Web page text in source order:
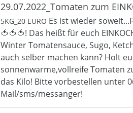
29.07.2022_Tomaten zum
5KG_20 EURO Es ist wieder
🍅🍅🍅! Das heißt für euch
Winter Tomatensauce, Sugo,
auch selber machen kann? Holt
sonnenwarme,vollreife Tomaten
das Kilo! Bitte vorbestellen unter
Mail/sms/messanger!